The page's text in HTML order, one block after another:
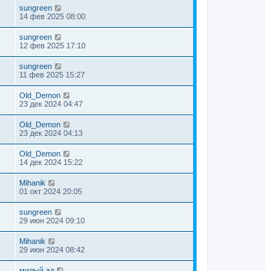
sungreen
14 фев 2025 08:00
sungreen
12 фев 2025 17:10
sungreen
11 фев 2025 15:27
Old_Demon
23 дек 2024 04:47
Old_Demon
23 дек 2024 04:13
Old_Demon
14 дек 2024 15:22
Mihanik
01 окт 2024 20:05
sungreen
29 июн 2024 09:10
Mihanik
29 июн 2024 08:42